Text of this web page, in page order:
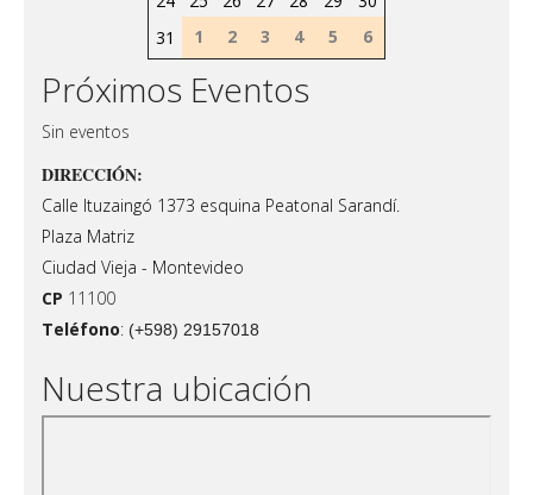
31
1 2 3 4 5 6
Próximos Eventos
Sin eventos
DIRECCIÓN:
Calle Ituzaingó 1373 esquina Peatonal Sarandí.
Plaza Matriz
Ciudad Vieja - Montevideo
CP 11100
Teléfono: (+598) 29157018
Nuestra ubicación